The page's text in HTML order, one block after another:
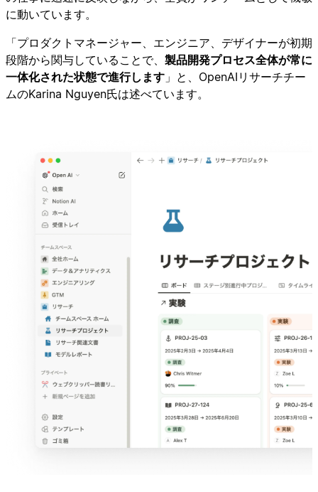
に動いています。
「プロダクトマネージャー、エンジニア、デザイナーが初期
段階から関与していることで、 製品開発プロセス全体が常に
一体化された状態で進行します 」と、OpenAIリサーチチー
ムのKarina Nguyen氏は述べています。